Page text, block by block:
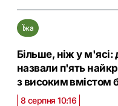
Їжа
Більше, ніж у м'ясі:
назвали п'ять
з високим вмістом
8 серпня 10:16